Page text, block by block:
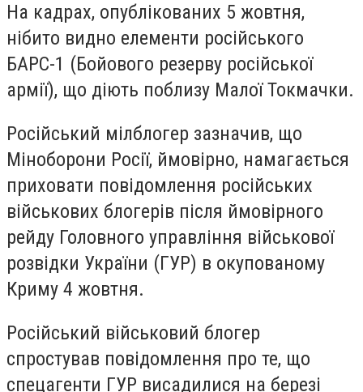
На кадрах, опублікованих 5 жовтня,
нібито видно елементи російського
БАРС-1 (Бойового резерву російської
армії), що діють поблизу Малої Токмачки.
Російський мілблогер зазначив, що
Міноборони Росії, ймовірно, намагається
приховати повідомлення російських
військових блогерів після ймовірного
рейду Головного управління військової
розвідки України (ГУР) в окупованому
Криму 4 жовтня.
Російський військовий блогер
спростував повідомлення про те, що
спецагенти ГУР висадилися на березі